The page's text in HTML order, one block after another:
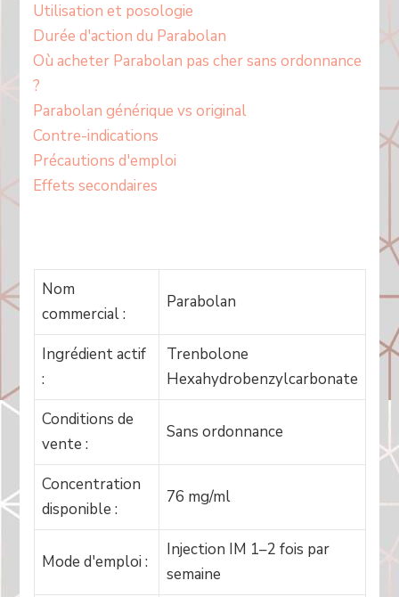
Utilisation et posologie
Durée d'action du Parabolan
Où acheter Parabolan pas cher sans ordonnance
?
Parabolan générique vs original
Contre-indications
Précautions d'emploi
Effets secondaires
Nom
commercial :
Parabolan
Ingrédient actif
:
Trenbolone
Hexahydrobenzylcarbonate
Conditions de
vente :
Sans ordonnance
Concentration
disponible :
76 mg/ml
Mode d'emploi :
Injection IM 1–2 fois par
semaine